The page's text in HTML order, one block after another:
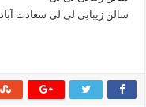
سالن زیبایی لی لی سعادت آباد